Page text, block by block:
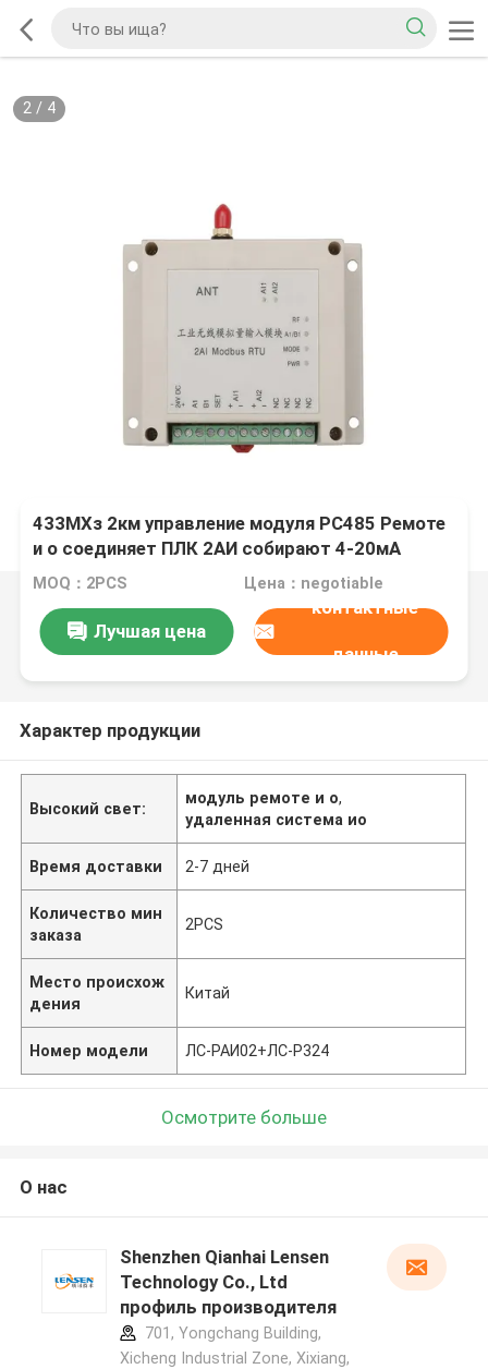
2/ 4
433МХз 2км управление модуля РС485 Ремоте
и о соединяет ПЛК 2АИ собирают 4-20мА
аналоговый сигнал 2ДО
MOQ：2PCS Цена：negotiable
Лучшая цена
контактные
данные
Характер продукции
Высокий свет:
модуль ремоте и о,
удаленная система ио
Время доставки 2-7 дней
Количество мин
заказа
2PCS
Место происхож
дения
Китай
Номер модели ЛС-РАИ02+ЛС-Р324
Осмотрите больше
О нас
Shenzhen Qianhai Lensen
Technology Co., Ltd
профиль производителя
701, Yongchang Building,
Xicheng Industrial Zone, Xixiang,